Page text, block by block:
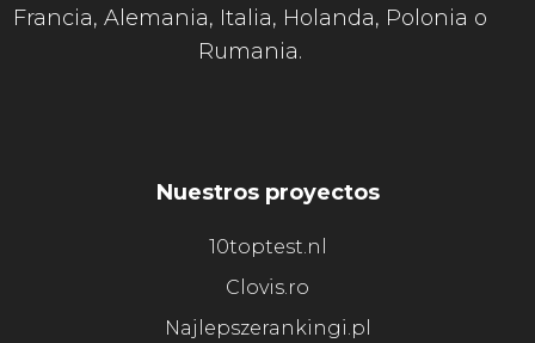
Francia, Alemania, Italia, Holanda, Polonia o
Rumania.
Nuestros proyectos
10toptest.nl
Clovis.ro
Najlepszerankingi.pl